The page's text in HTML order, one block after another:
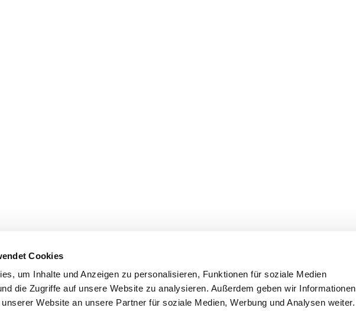
Cookies
um Inhalte und Anzeigen zu personalisieren, Funktionen für soziale Medien
die Zugriffe auf unsere Website zu analysieren. Außerdem geben wir Informationen
Website an unsere Partner für soziale Medien, Werbung und Analysen weiter.